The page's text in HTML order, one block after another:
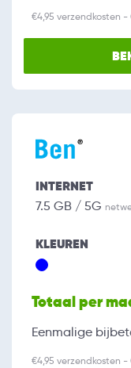
€4,95 verzendkosten
INTERNET
7.5 GB / 5G
KLEUREN
Totaal per
Eenmalige
€4,95 verzendkosten